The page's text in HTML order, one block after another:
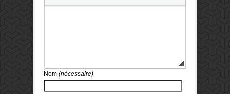
Nom (nécessaire)